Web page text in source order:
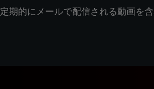
定期的にメールで配信される動画を